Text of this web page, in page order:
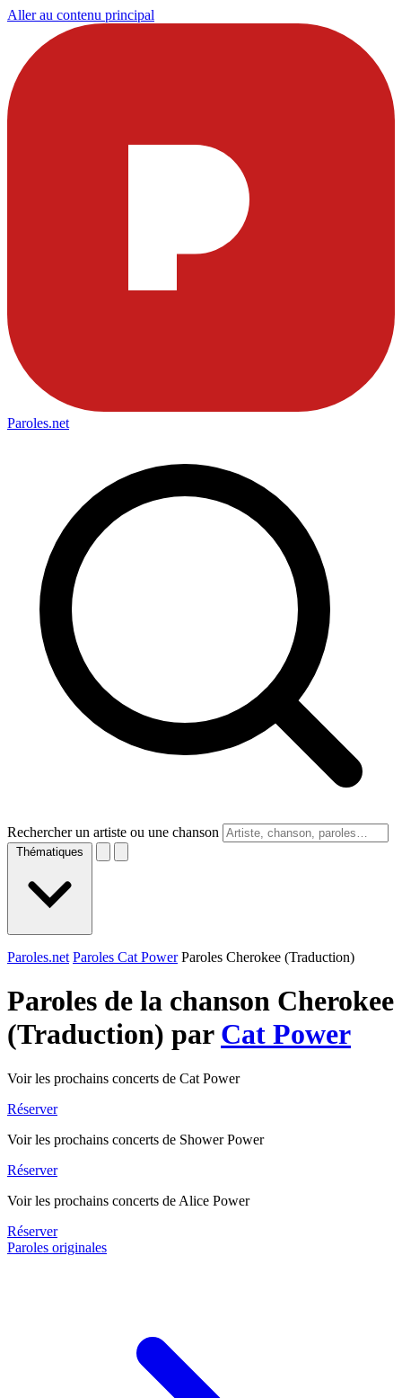
Aller au contenu principal
Paroles.net
Rechercher un artiste ou une chanson
Thématiques
Paroles.net Paroles Cat Power Paroles Cherokee (Traduction)
Paroles de la chanson Cherokee
(Traduction) par Cat Power
Voir les prochains concerts de Cat Power
Réserver
Voir les prochains concerts de Shower Power
Réserver
Voir les prochains concerts de Alice Power
Réserver
Paroles originales